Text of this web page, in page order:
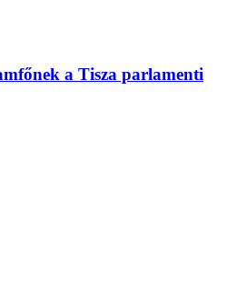
a Tisza parlamenti